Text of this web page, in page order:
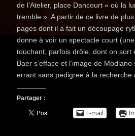
de l’Atelier, place Dancourt « où la
tremble ». A partir de ce livre de
pages dont il a fait un découpage
donne à voir un spectacle court
touchant, parfois drôle, dont on sort
Baer s’efface et l’image de
errant sans pedigree à la recherche
Partager :
E-mail